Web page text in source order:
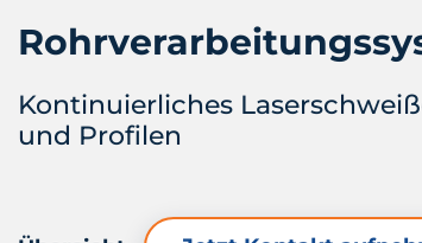
Kontinuierliches
und Profilen